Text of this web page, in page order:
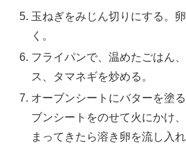
玉ねぎをみじん切りにする。
く。
フライパンで、温めたごはん
ス、タマネギを炒める。
オーブンシートにバターを塗
ブンシートをのせて火にかけ
まってきたら溶き卵を流し入れ